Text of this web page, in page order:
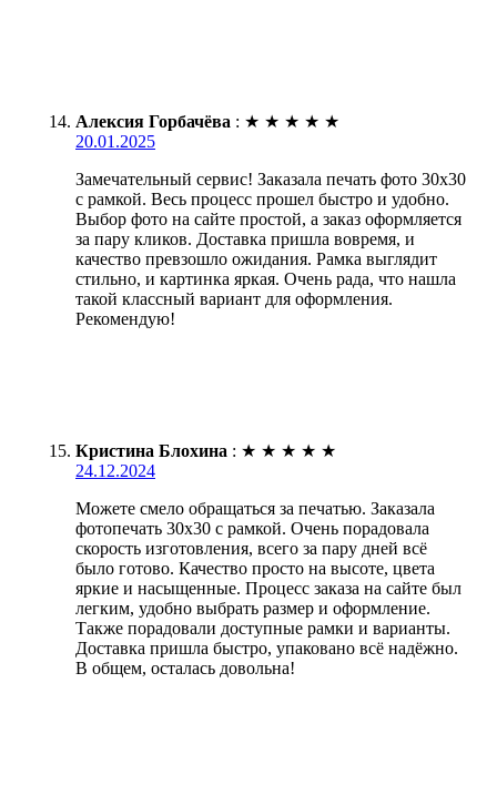
Алексия Горбачёва : ★ ★ ★ ★ ★
20.01.2025
Замечательный сервис! Заказала печать фото 30х30
с рамкой. Весь процесс прошел быстро и удобно.
Выбор фото на сайте простой, а заказ оформляется
за пару кликов. Доставка пришла вовремя, и
качество превзошло ожидания. Рамка выглядит
стильно, и картинка яркая. Очень рада, что нашла
такой классный вариант для оформления.
Рекомендую!
Кристина Блохина : ★ ★ ★ ★ ★
24.12.2024
Можете смело обращаться за печатью. Заказала
фотопечать 30х30 с рамкой. Очень порадовала
скорость изготовления, всего за пару дней всё
было готово. Качество просто на высоте, цвета
яркие и насыщенные. Процесс заказа на сайте был
легким, удобно выбрать размер и оформление.
Также порадовали доступные рамки и варианты.
Доставка пришла быстро, упаковано всё надёжно.
В общем, осталась довольна!